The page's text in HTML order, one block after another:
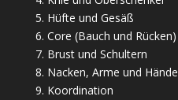
5. Hüfte und Gesäß
6. Core (Bauch und Rücken)
7. Brust und Schultern
8. Nacken, Arme und Hände
9. Koordination